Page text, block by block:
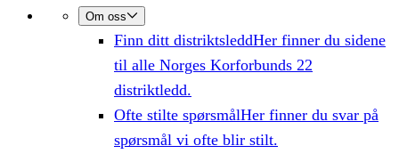
Om oss
Finn ditt distriktsleddHer finner du sidene
til alle Norges Korforbunds 22
distriktledd.
Ofte stilte spørsmålHer finner du svar på
spørsmål vi ofte blir stilt.